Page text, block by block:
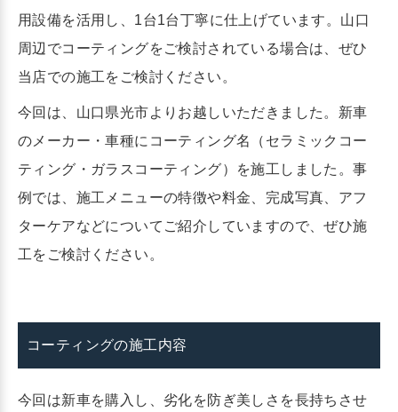
用設備を活用し、1台1台丁寧に仕上げています。山口
周辺でコーティングをご検討されている場合は、ぜひ
当店での施工をご検討ください。
今回は、山口県光市よりお越しいただきました。新車
のメーカー・車種にコーティング名（セラミックコー
ティング・ガラスコーティング）を施工しました。事
例では、施工メニューの特徴や料金、完成写真、アフ
ターケアなどについてご紹介していますので、ぜひ施
工をご検討ください。
コーティングの施工内容
今回は新車を購入し、劣化を防ぎ美しさを長持ちさせ